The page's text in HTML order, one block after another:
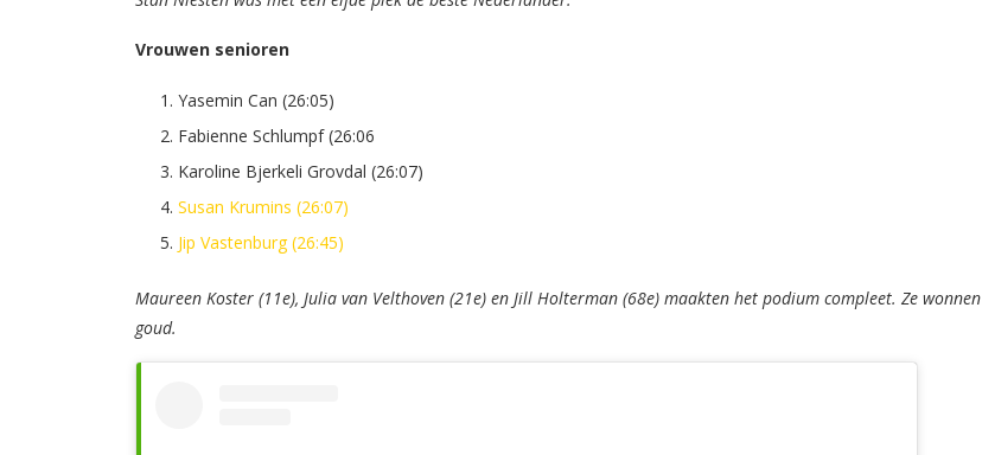
Vrouwen senioren
Yasemin Can (26:05)
Fabienne Schlumpf (26:06
Karoline Bjerkeli Grovdal (26:07)
Susan Krumins (26:07)
Jip Vastenburg (26:45)
Maureen Koster (11e), Julia van Velthoven (21e) en Jill Holterman (68e) maakten het podium compleet. Ze wonnen
goud.